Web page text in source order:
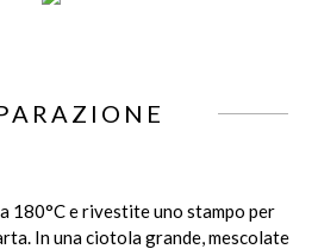
180°C e rivestite uno stampo per
In una ciotola grande, mescolate